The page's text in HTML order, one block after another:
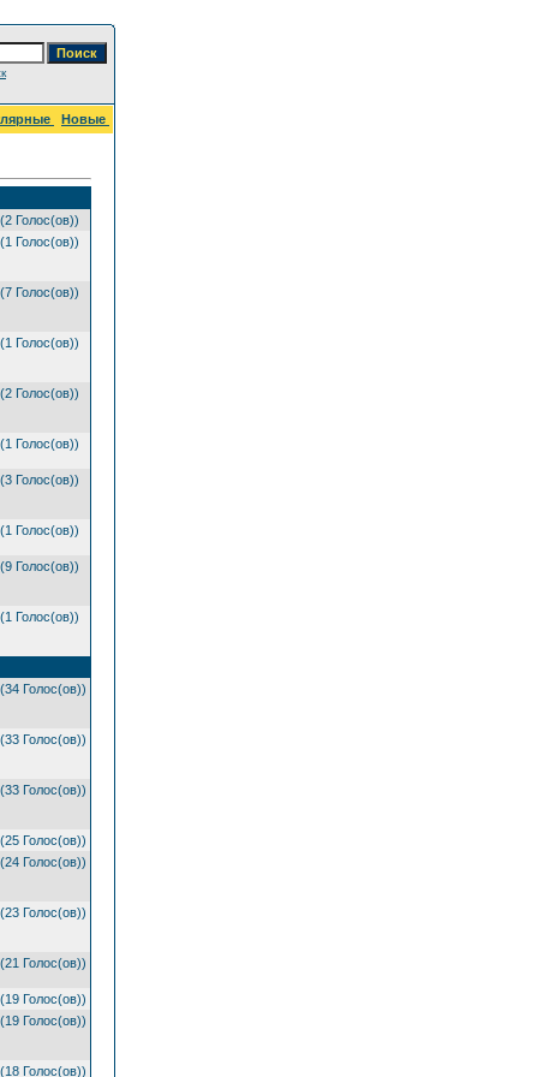
Новые
(2 Голос(ов))
(1 Голос(ов))
(7 Голос(ов))
(1 Голос(ов))
(2 Голос(ов))
(1 Голос(ов))
(3 Голос(ов))
(1 Голос(ов))
(9 Голос(ов))
(1 Голос(ов))
(34 Голос(ов))
(33 Голос(ов))
(33 Голос(ов))
(25 Голос(ов))
(24 Голос(ов))
(23 Голос(ов))
(21 Голос(ов))
(19 Голос(ов))
(19 Голос(ов))
(18 Голос(ов))